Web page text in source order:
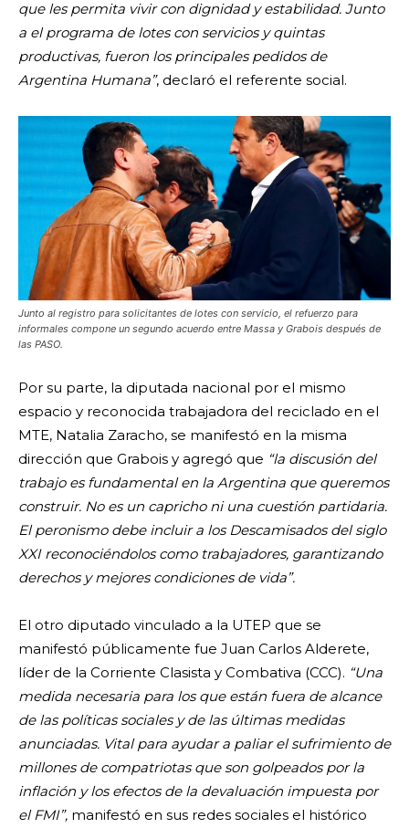
que les permita vivir con dignidad y estabilidad. Junto
a el programa de lotes con servicios y quintas
productivas, fueron los principales pedidos de
Argentina Humana”, declaró el referente social.
Junto al registro para solicitantes de lotes con servicio, el refuerzo para
informales compone un segundo acuerdo entre Massa y Grabois después de
las PASO.
Por su parte, la diputada nacional por el mismo
espacio y reconocida trabajadora del reciclado en el
MTE, Natalia Zaracho, se manifestó en la misma
dirección que Grabois y agregó que “la discusión del
trabajo es fundamental en la Argentina que queremos
construir. No es un capricho ni una cuestión partidaria.
El peronismo debe incluir a los Descamisados del siglo
XXI reconociéndolos como trabajadores, garantizando
derechos y mejores condiciones de vida”.
El otro diputado vinculado a la UTEP que se
manifestó públicamente fue Juan Carlos Alderete,
líder de la Corriente Clasista y Combativa (CCC). “Una
medida necesaria para los que están fuera de alcance
de las políticas sociales y de las últimas medidas
anunciadas. Vital para ayudar a paliar el sufrimiento de
millones de compatriotas que son golpeados por la
inflación y los efectos de la devaluación impuesta por
el FMI”, manifestó en sus redes sociales el histórico